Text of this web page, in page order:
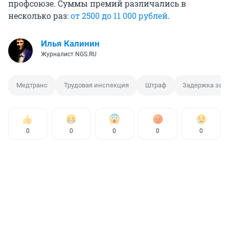
профсоюзе. Суммы премий различались в
несколько раз:от 2500 до 11 000 рублей.
Илья Калинин
Журналист NGS.RU
Медтранс Трудовая инспекция Штраф Задержка
0 0 0 0 0